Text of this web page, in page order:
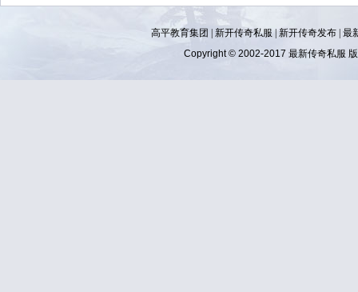
高平教育集团 | 新开传奇私服 新开传奇发布 最
Copyright © 2002-2017 最新传奇私服